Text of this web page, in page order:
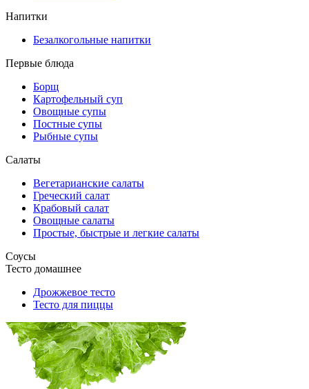
Напитки
Безалкогольные напитки
Первые блюда
Борщ
Картофельный суп
Овощные супы
Постные супы
Рыбные супы
Салаты
Вегетарианские салаты
Греческий салат
Крабовый салат
Овощные салаты
Простые, быстрые и легкие салаты
Соусы
Тесто домашнее
Дрожжевое тесто
Тесто для пиццы